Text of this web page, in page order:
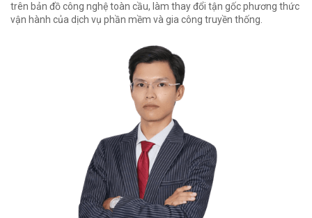
trên bản đồ công nghệ toàn cầu, làm thay đổi tận gốc phương thức
vận hành của dịch vụ phần mềm và gia công truyền thống.